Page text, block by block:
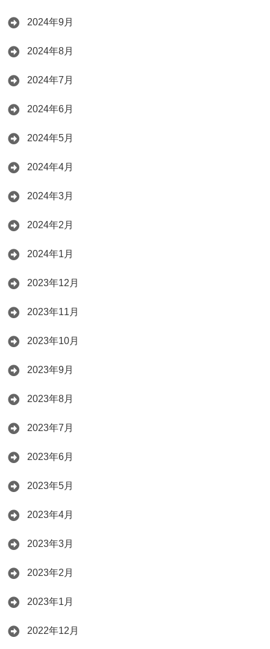
2024年9月
2024年8月
2024年7月
2024年6月
2024年5月
2024年4月
2024年3月
2024年2月
2024年1月
2023年12月
2023年11月
2023年10月
2023年9月
2023年8月
2023年7月
2023年6月
2023年5月
2023年4月
2023年3月
2023年2月
2023年1月
2022年12月